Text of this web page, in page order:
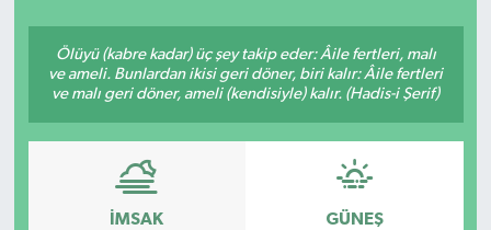
Ölüyü (kabre kadar) üç şey takip eder: Âile fertleri, malı
ve ameli. Bunlardan ikisi geri döner, biri kalır: Âile fertleri
ve malı geri döner, ameli (kendisiyle) kalır. (Hadis-i Şerif)
İMSAK GÜNEŞ